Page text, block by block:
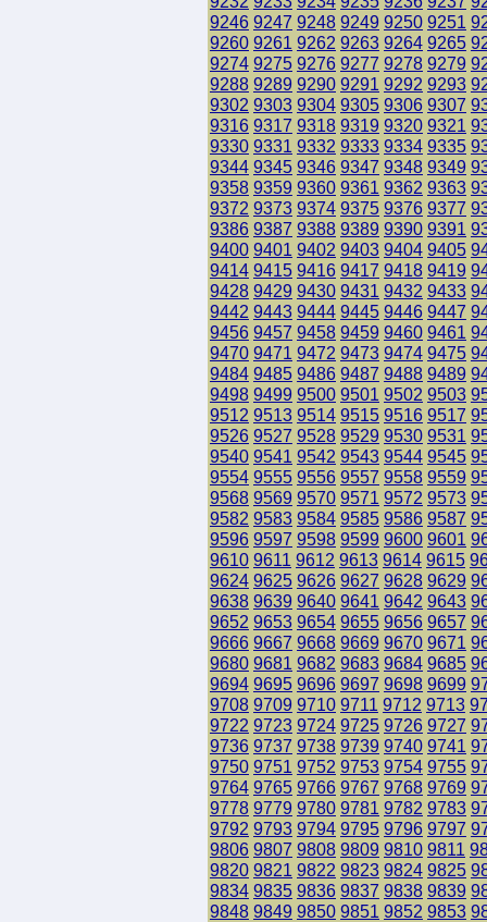
9246 9247 9248 9249 9250 9251
9260 9261 9262 9263 9264 9265
9274 9275 9276 9277 9278 9279
9288 9289 9290 9291 9292 9293
9302 9303 9304 9305 9306 9307
9316 9317 9318 9319 9320 9321
9330 9331 9332 9333 9334 9335
9344 9345 9346 9347 9348 9349
9358 9359 9360 9361 9362 9363
9372 9373 9374 9375 9376 9377
9386 9387 9388 9389 9390 9391
9400 9401 9402 9403 9404 9405
9414 9415 9416 9417 9418 9419
9428 9429 9430 9431 9432 9433
9442 9443 9444 9445 9446 9447
9456 9457 9458 9459 9460 9461
9470 9471 9472 9473 9474 9475
9484 9485 9486 9487 9488 9489
9498 9499 9500 9501 9502 9503
9512 9513 9514 9515 9516 9517
9526 9527 9528 9529 9530 9531
9540 9541 9542 9543 9544 9545
9554 9555 9556 9557 9558 9559
9568 9569 9570 9571 9572 9573
9582 9583 9584 9585 9586 9587
9596 9597 9598 9599 9600 9601
9610 9611 9612 9613 9614 9615
9624 9625 9626 9627 9628 9629
9638 9639 9640 9641 9642 9643
9652 9653 9654 9655 9656 9657
9666 9667 9668 9669 9670 9671
9680 9681 9682 9683 9684 9685
9694 9695 9696 9697 9698 9699
9708 9709 9710 9711 9712 9713
9722 9723 9724 9725 9726 9727
9736 9737 9738 9739 9740 9741
9750 9751 9752 9753 9754 9755
9764 9765 9766 9767 9768 9769
9778 9779 9780 9781 9782 9783
9792 9793 9794 9795 9796 9797
9806 9807 9808 9809 9810 9811
9820 9821 9822 9823 9824 9825
9834 9835 9836 9837 9838 9839
9848 9849 9850 9851 9852 9853